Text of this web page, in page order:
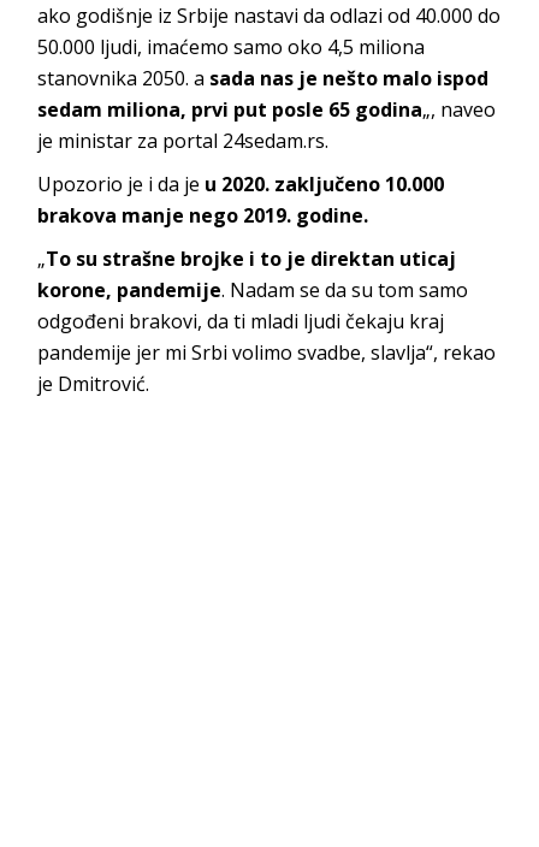
ako godišnje iz Srbije nastavi da odlazi od 40.000 do
50.000 ljudi, imaćemo samo oko 4,5 miliona
stanovnika 2050. a sada nas je nešto malo ispod
sedam miliona, prvi put posle 65 godina„, naveo
je ministar za portal 24sedam.rs.
Upozorio je i da je u 2020. zaključeno 10.000
brakova manje nego 2019. godine.
„To su strašne brojke i to je direktan uticaj
korone, pandemije. Nadam se da su tom samo
odgođeni brakovi, da ti mladi ljudi čekaju kraj
pandemije jer mi Srbi volimo svadbe, slavlja“, rekao
je Dmitrović.